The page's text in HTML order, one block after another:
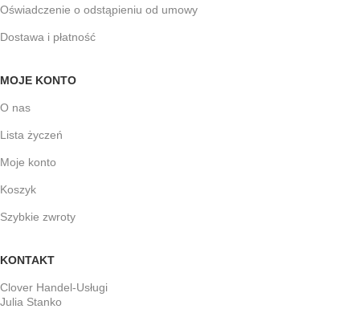
Oświadczenie o odstąpieniu od umowy
Dostawa i płatność
MOJE KONTO
O nas
Lista życzeń
Moje konto
Koszyk
Szybkie zwroty
KONTAKT
Clover Handel-Usługi
Julia Stanko